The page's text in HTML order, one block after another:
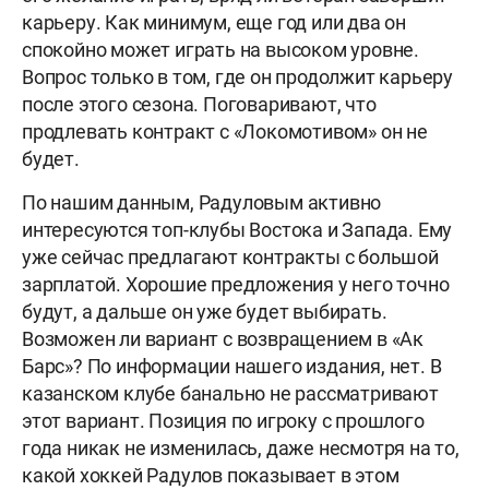
карьеру. Как минимум, еще год или два он
спокойно может играть на высоком уровне.
Вопрос только в том, где он продолжит карьеру
после этого сезона. Поговаривают, что
продлевать контракт с «Локомотивом» он не
будет.
По нашим данным, Радуловым активно
интересуются топ-клубы Востока и Запада. Ему
уже сейчас предлагают контракты с большой
зарплатой. Хорошие предложения у него точно
будут, а дальше он уже будет выбирать.
Возможен ли вариант с возвращением в «Ак
Барс»? По информации нашего издания, нет. В
казанском клубе банально не рассматривают
этот вариант. Позиция по игроку с прошлого
года никак не изменилась, даже несмотря на то,
какой хоккей Радулов показывает в этом